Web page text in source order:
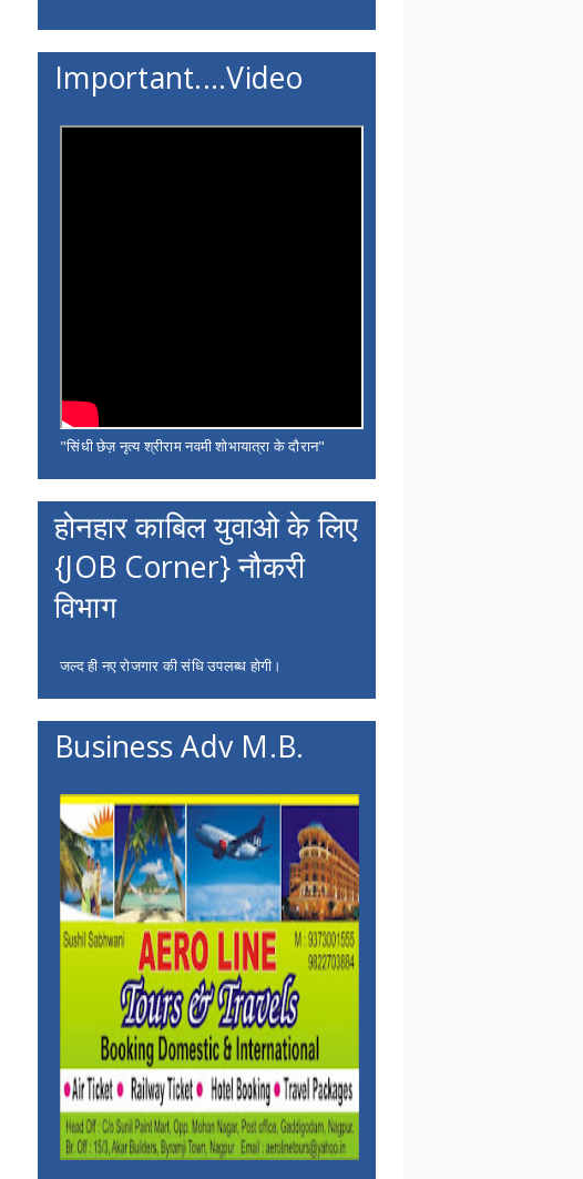
Important....Video
"सिंधी छेज़ नृत्य श्रीराम नवमी शोभायात्रा के दौरान"
होनहार काबिल युवाओ के लिए
{JOB Corner} नौकरी
विभाग
जल्द ही नए रोजगार की संधि उपलब्ध होगी।
Business Adv M.B.